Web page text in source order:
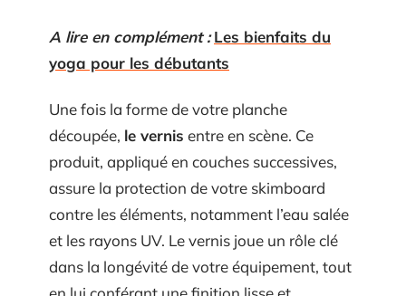
A lire en complément : Les bienfaits du
yoga pour les débutants
Une fois la forme de votre planche
découpée, le vernis entre en scène. Ce
produit, appliqué en couches successives,
assure la protection de votre skimboard
contre les éléments, notamment l’eau salée
et les rayons UV. Le vernis joue un rôle clé
dans la longévité de votre équipement, tout